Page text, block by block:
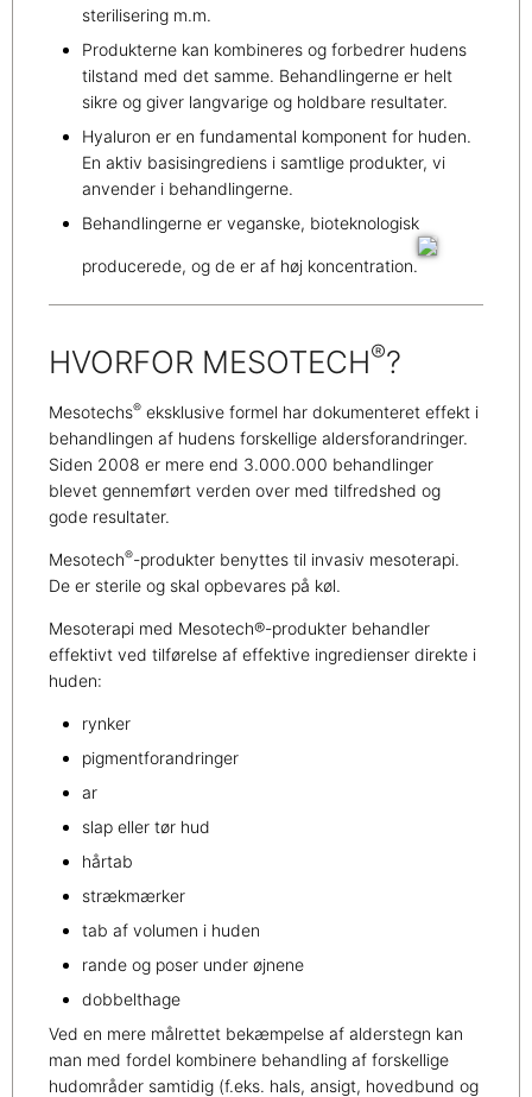
sterilisering m.m.
Produkterne kan kombineres og forbedrer hudens
tilstand med det samme. Behandlingerne er helt
sikre og giver langvarige og holdbare resultater.
Hyaluron er en fundamental komponent for huden.
En aktiv basisingrediens i samtlige produkter, vi
anvender i behandlingerne.
Behandlingerne er veganske, bioteknologisk
producerede, og de er af høj koncentration.
HVORFOR MESOTECH®?
Mesotechs® eksklusive formel har dokumenteret effekt i
behandlingen af hudens forskellige aldersforandringer.
Siden 2008 er mere end 3.000.000 behandlinger
blevet gennemført verden over med tilfredshed og
gode resultater.
Mesotech®-produkter benyttes til invasiv mesoterapi.
De er sterile og skal opbevares på køl.
Mesoterapi med Mesotech®-produkter behandler
effektivt ved tilførelse af effektive ingredienser direkte i
huden:
rynker
pigmentforandringer
ar
slap eller tør hud
hårtab
strækmærker
tab af volumen i huden
rande og poser under øjnene
dobbelthage
Ved en mere målrettet bekæmpelse af alderstegn kan
man med fordel kombinere behandling af forskellige
hudområder samtidig (f.eks. hals, ansigt, hovedbund og